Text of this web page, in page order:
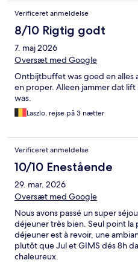
Verificeret anmeldelse
8/10 Rigtig godt
7. maj 2026
Oversæt med Google
Ontbijtbuffet was goed en alles
en proper. Alleen jammer dat
was.
Laszlo, rejse på 3 nætter
Verificeret anmeldelse
10/10 Enestående
29. mar. 2026
Oversæt med Google
Nous avons passé un super
déjeuner très bien. Seul point la
déjeuner est à revoir, une
plutôt que Jul et GIMS dés 8h
chaleureux.